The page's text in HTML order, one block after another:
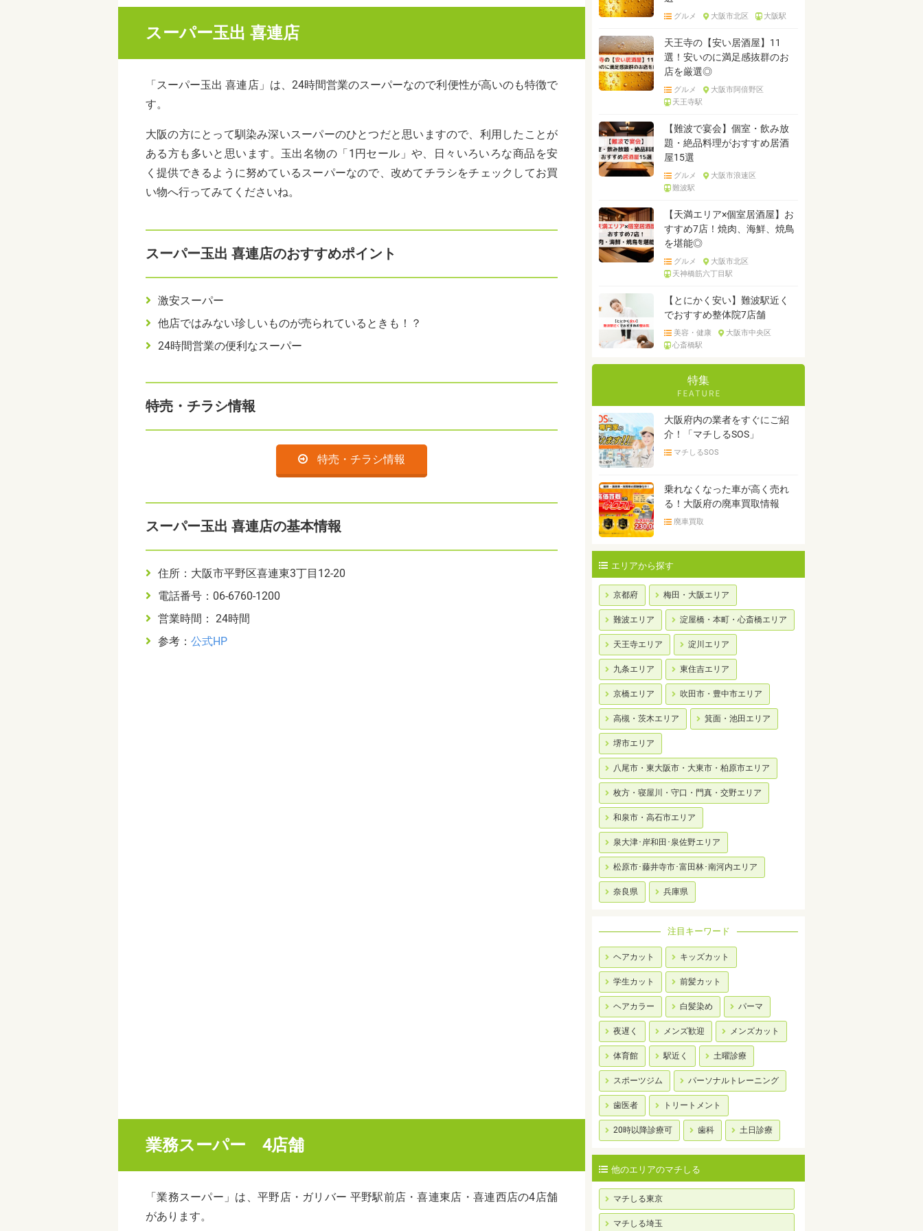
スーパー玉出 喜連店
「スーパー玉出 喜連店」は、24時間営業のスーパーなので利便性が高いのも特徴で
す。
大阪の方にとって馴染み深いスーパーのひとつだと思いますので、利用したことが
ある方も多いと思います。玉出名物の「1円セール」や、日々いろいろな商品を安
く提供できるように努めているスーパーなので、改めてチラシをチェックしてお買
い物へ行ってみてくださいね。
スーパー玉出 喜連店のおすすめポイント
激安スーパー
他店ではみない珍しいものが売られているときも！？
24時間営業の便利なスーパー
特売・チラシ情報
特売・チラシ情報
スーパー玉出 喜連店の基本情報
住所：大阪市平野区喜連東3丁目12-20
電話番号：06-6760-1200
営業時間： 24時間
参考： 公式HP
業務スーパー 4店舗
「業務スーパー」は、平野店・ガリバー 平野駅前店・喜連東店・喜連西店の4店舗
があります。
グルメ 大阪市北区 大阪駅
天王寺の【安い居酒屋】11
選！安いのに満足感抜群のお
店を厳選◎
グルメ
大阪市阿倍野区
天王寺駅
【難波で宴会】個室・飲み放
題・絶品料理がおすすめ居酒
屋15選
グルメ
大阪市浪速区
難波駅
【天満エリア×個室居酒屋】お
すすめ7店！焼肉、海鮮、焼鳥
を堪能◎
グルメ
大阪市北区
天神橋筋六丁目駅
【とにかく安い】難波駅近く
でおすすめ整体院7店舗
美容・健康
大阪市中央区
心斎橋駅
特集
大阪府内の業者をすぐにご紹
介！「マチしるSOS」
マチしるSOS
乗れなくなった車が高く売れ
る！大阪府の廃車買取情報
廃車買取
エリアから探す
京都府 梅田・大阪エリア
難波エリア 淀屋橋・本町・心斎橋エリア
天王寺エリア 淀川エリア
九条エリア 東住吉エリア
京橋エリア 吹田市・豊中市エリア
高槻・茨木エリア 箕面・池田エリア
堺市エリア
八尾市・東大阪市・大東市・柏原市エリア
枚方・寝屋川・守口・門真・交野エリア
和泉市・高石市エリア
泉大津･岸和田･泉佐野エリア
松原市･藤井寺市･富田林･南河内エリア
奈良県 兵庫県
注目キーワード
ヘアカット キッズカット
学生カット 前髪カット
ヘアカラー 白髪染め パーマ
夜遅く メンズ歓迎 メンズカット
体育館 駅近く 土曜診療
スポーツジム パーソナルトレーニング
歯医者 トリートメント
20時以降診療可 歯科 土日診療
他のエリアのマチしる
マチしる東京
マチしる埼玉